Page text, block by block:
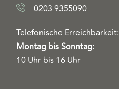
0203 9355090
Telefonische Erreichbarkeit:
Montag bis Sonntag:
10 Uhr bis 16 Uhr